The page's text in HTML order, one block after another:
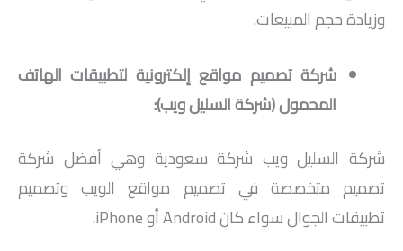
وزيادة حجم المبيعات.
شركة تصميم مواقع إلكترونية لتطبيقات الهاتف
المحمول (شركة السليل ويب):
شركة السليل ويب شركة سعودية وهي أفضل شركة
تصميم متخصصة في تصميم مواقع الويب وتصميم
تطبيقات الجوال سواء كان Android أو iPhone.